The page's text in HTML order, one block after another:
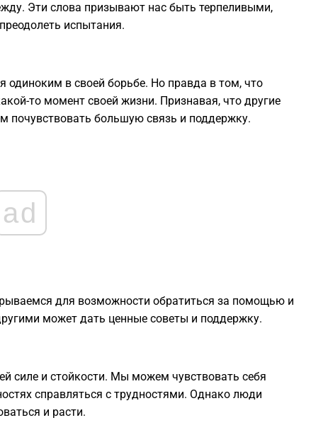
Эти слова призывают нас быть терпеливыми,
испытания.
одиноким в своей борьбе. Но правда в том, что
то момент своей жизни. Признавая, что другие
большую связь и поддержку.
ad
для возможности обратиться за помощью и
может дать ценные советы и поддержку.
силе и стойкости. Мы можем чувствовать себя
справляться с трудностями. Однако люди
и расти.